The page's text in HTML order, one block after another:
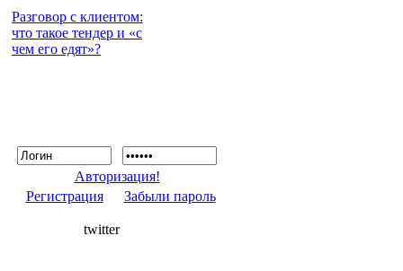
Разговор с клиентом:
что такое тендер и «с
чем его едят»?
Авторизация!
Регистрация
Забыли пароль
twitter